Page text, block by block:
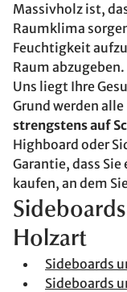
Massivholz ist,
Raumklima
Feuchtigkeit
Raum abzugeben.
Uns liegt Ihre
Grund werden
strengstens auf
Highboard oder
Garantie, dass
kaufen, an dem
Holzart
Sideboards
Sideboards